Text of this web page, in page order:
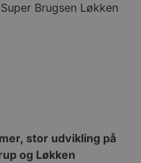
Brugsen Løkken
stor udvikling på
og Løkken